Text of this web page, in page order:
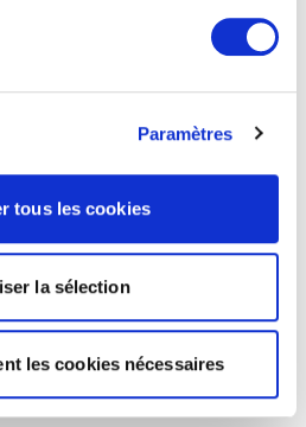
Paramètres
tous les cookies
la sélection
les cookies nécessaires